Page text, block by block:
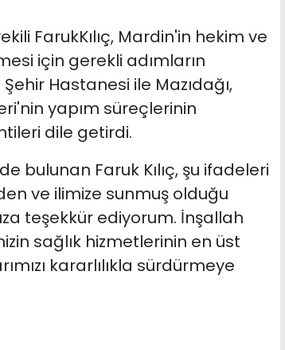
FarukKılıç, Mardin'in hekim ve
için gerekli adımların
Hastanesi ile Mazıdağı,
yapım süreçlerinin
dile getirdi.
bulunan Faruk Kılıç, şu ifadeleri
ve ilimize sunmuş olduğu
teşekkür ediyorum. İnşallah
sağlık hizmetlerinin en üst
kararlılıkla sürdürmeye